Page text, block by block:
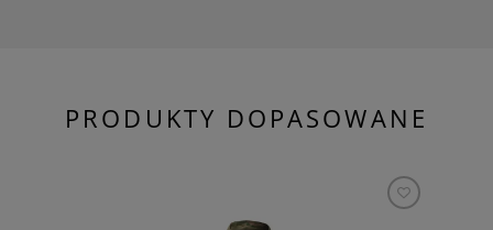
PRODUKTY DOPASOWANE